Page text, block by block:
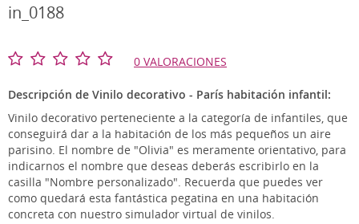
in_0188
0 VALORACIONES
Descripción de Vinilo decorativo - París habitación infantil:
Vinilo decorativo perteneciente a la categoría de infantiles, que
conseguirá dar a la habitación de los más pequeños un aire
parisino. El nombre de "Olivia" es meramente orientativo, para
indicarnos el nombre que deseas deberás escribirlo en la
casilla "Nombre personalizado". Recuerda que puedes ver
como quedará esta fantástica pegatina en una habitación
concreta con nuestro simulador virtual de vinilos.